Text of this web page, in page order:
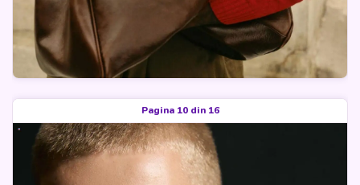
Pagina 10 din 16